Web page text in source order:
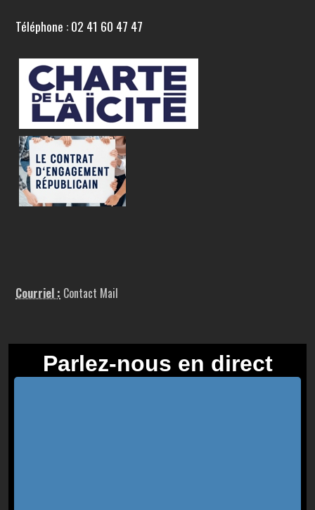
Téléphone : 02 41 60 47 47
Courriel : Contact Mail